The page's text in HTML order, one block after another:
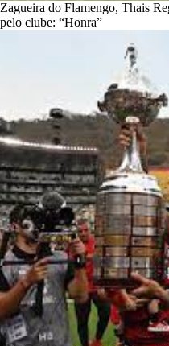
Zagueira do Flamengo, Thais
pelo clube: “Honra”